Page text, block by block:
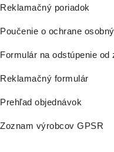
Reklamačný poriadok
Poučenie o ochrane
Formulár na odstúpenie od
Reklamačný formulár
Prehľad objednávok
Zoznam výrobcov GPSR